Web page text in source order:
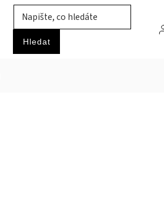
Hledat
ZVÍŘATA PRŮMYSLOVÉ ZBOŽÍ